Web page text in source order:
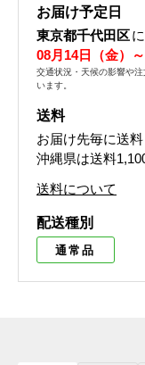
お届け予定日
東京都千代田区
08月14日（金）
交通状況・天候の影響や
います。
送料
お届け先毎に送料
沖縄県は送料
送料について
配送種別
通常品